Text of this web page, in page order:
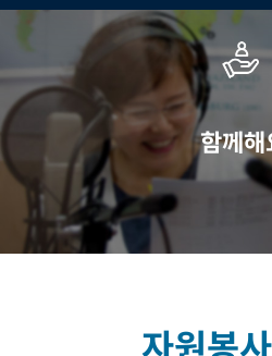
뛰
함께해
자원봉